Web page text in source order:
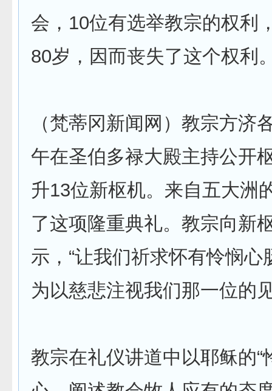
会，10位有选举教宗的权利
80岁，因而丧失了这个权利
（梵蒂冈新闻网）教宗方济
午在圣伯多禄大殿主持公开
升13位新枢机。来自五大洲
了这项隆重典礼。教宗向新
示，“让我们祈求怀有怜悯心
为以慈悲注视我们那一位的
教宗在礼仪讲道中以耶稣的“